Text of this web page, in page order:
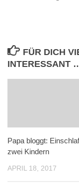
FÜR DICH
INTERESSANT
Papa bloggt:
zwei Kindern
APRIL 18, 2017